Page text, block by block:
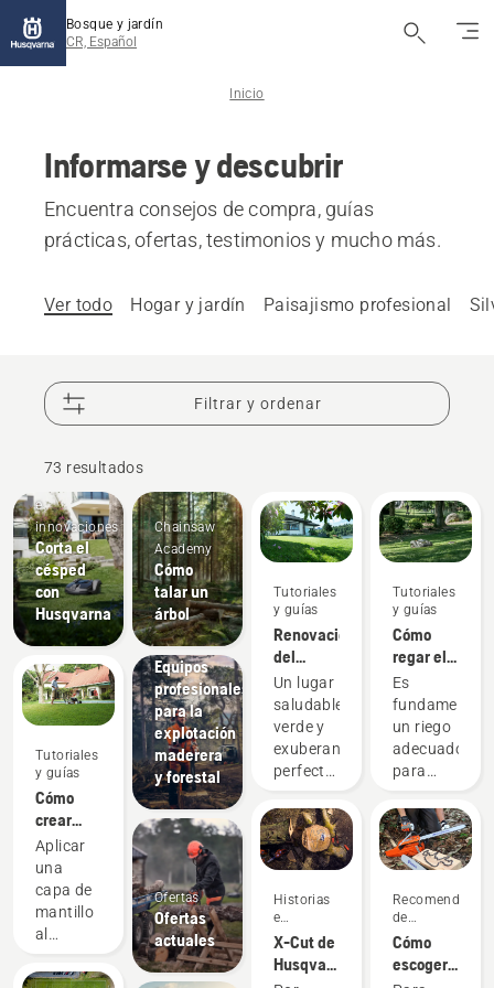
Bosque y jardín
CR, Español
Inicio
Informarse y descubrir
Encuentra consejos de compra, guías
prácticas, ofertas, testimonios y mucho más.
Ver todo Hogar y jardín Paisajismo profesional
Filtrar y ordenar
73 resultados
e
innovaciones
Corta el
césped
con
Husqvarna
Tutoriales
y guías
Cómo
crear
mantillo
con la
hierba y
las hojas
Aplicar
una
capa de
mantillo
al
base de
Chainsaw
Academy
Cómo
talar un
árbol
Soluciones
Equipos
profesionales
para la
explotación
maderera
y forestal
Ofertas
Ofertas
actuales
Tutoriales
y guías
Renovación
del
césped y
corrección
de
irregularidades
en la
Un lugar
saludable,
verde y
exuberante,
perfecto
relajarse
tranquilamente
o
actividades
con la
familia y
los
Historias
e
inspiración
X-Cut de
Husqvarna:
Tutoriales
y guías
Cómo
regar el
césped
Es
fundamental
un riego
adecuado
para
de un
césped
verde y
Te
ofrecemos
algunos
consejos
de
compra
Cómo
escoger